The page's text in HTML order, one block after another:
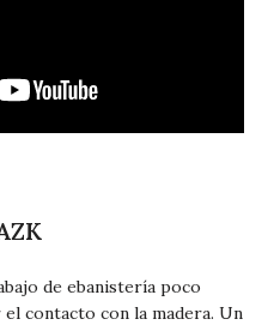
de ebanistería poco
contacto con la madera. Un